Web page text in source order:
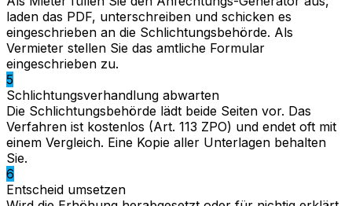
laden das PDF, unterschreiben und schicken es
eingeschrieben an die Schlichtungsbehörde. Als
Vermieter stellen Sie das amtliche Formular
eingeschrieben zu.
5
Schlichtungsverhandlung abwarten
Die Schlichtungsbehörde lädt beide Seiten vor. Das
Verfahren ist kostenlos (Art. 113 ZPO) und endet oft mit
einem Vergleich. Eine Kopie aller Unterlagen behalten
Sie.
6
Entscheid umsetzen